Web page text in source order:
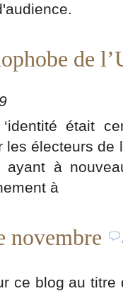
de
était
électeurs de
ayant à
à
novembre
ce blog au